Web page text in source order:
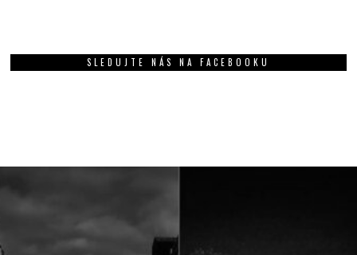
SLEDUJTE NÁS NA FACEBOOKU